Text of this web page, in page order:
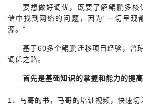
要想做好调优，既要了解鲲鹏多核
储中找到网络的问题，因为“一切呈现
源。”
基于60多个鲲鹏迁移项目经验，曾
调优之路。
首先是基础知识的掌握和能力的提高
1、鸟哥的书，马哥的培训视频，快速